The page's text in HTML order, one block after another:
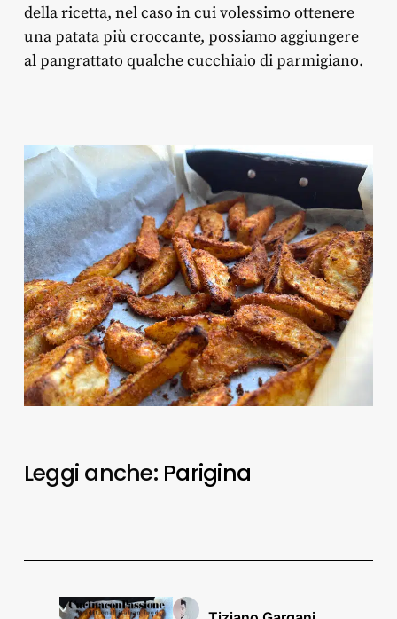
della ricetta, nel caso in cui volessimo ottenere
una patata più croccante, possiamo aggiungere
al pangrattato qualche cucchiaio di parmigiano.
Leggi anche: Parigina